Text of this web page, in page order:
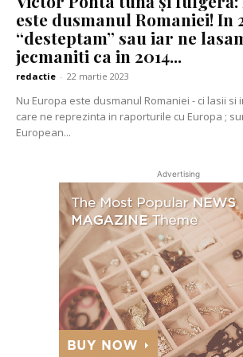
este dusmanul Romaniei! In
“desteptam” sau iar ne
jecmaniti ca in 2014...
redactie - 22 martie 2023
Nu Europa este dusmanul Romaniei - ci lasii si
care ne reprezinta in raporturile cu Europa ;
European...
Advertising